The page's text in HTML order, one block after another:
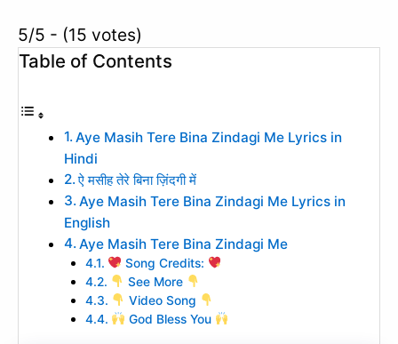
5/5 - (15 votes)
Table of Contents
Aye Masih Tere Bina Zindagi Me Lyrics in
Hindi
ऐ मसीह तेरे बिना ज़िंदगी में
Aye Masih Tere Bina Zindagi Me Lyrics in
English
Aye Masih Tere Bina Zindagi Me
Song Credits:
See More
Video Song
God Bless You